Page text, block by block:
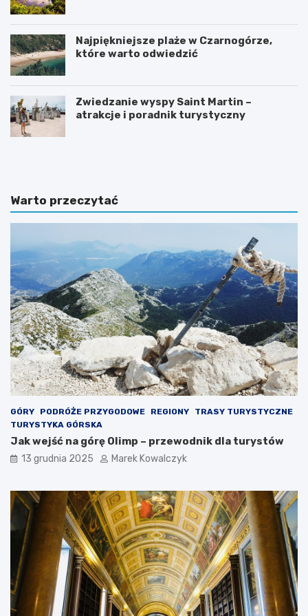
Najpiękniejsze plaże w Czarnogórze,
które warto odwiedzić
Zwiedzanie wyspy Saint Martin –
atrakcje i poradnik turystyczny
A
c
y
j
e
m
i
e
j
s
c
o
w
o
ś
c
i
n
a
p
l
s
k
i
r
z
e
I
e
s
u
ą
c
e
m
i
e
j
s
c
a
d
l
a
p
o
r
ż
n
i
k
p
r
z
Warto przeczytać
GÓRY PODRÓŻE PRZYGODOWE REGIONY
TRASY TURYSTYCZNE
TURYSTYKA GÓRSKA
Jak wejść na górę Olimp – przewodnik dla turystów
13 grudnia 2025 Marek Kowalczyk